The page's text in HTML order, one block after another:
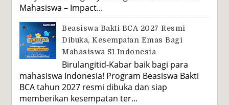
Mahasiswa – Impact...
Beasiswa Bakti BCA 2027 Resmi
Dibuka, Kesempatan Emas Bagi
Mahasiswa S1 Indonesia
Birulangitid-Kabar baik bagi para
mahasiswa Indonesia! Program Beasiswa Bakti
BCA tahun 2027 resmi dibuka dan siap
memberikan kesempatan ter...